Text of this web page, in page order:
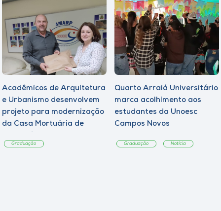
Acadêmicos de Arquitetura
e Urbanismo desenvolvem
projeto para modernização
da Casa Mortuária de
Graduação
Quarto Arraiá Universitário
marca acolhimento aos
estudantes da Unoesc
Campos Novos
Graduação Notícia